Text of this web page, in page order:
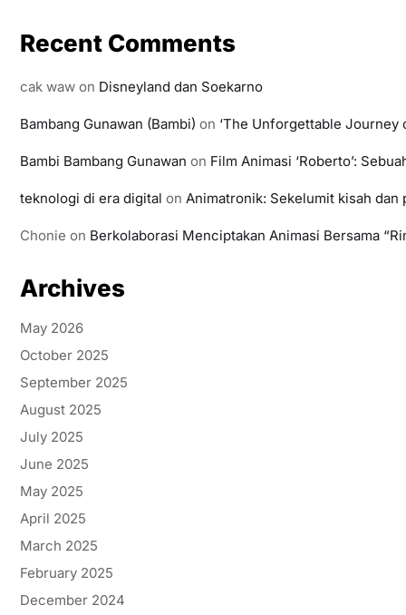
Recent Comments
cak wawon Disneyland dan Soekarno
Bambang Gunawan (Bambi) on ‘The Unforgettable Journey
Bambi Bambang Gunawan on Film Animasi ‘Roberto’:
teknologi di era digital on Animatronik: Sekelumit kisah dan
Chonie on Berkolaborasi Menciptakan Animasi Bersama
Archives
May 2026
October 2025
September 2025
August 2025
July 2025
June 2025
May 2025
April 2025
March 2025
February 2025
December 2024